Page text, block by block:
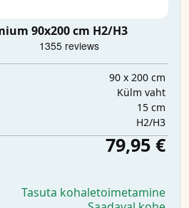
90x200 cm H2/H3
90 x 200 cm
Külm vaht
15 cm
H2/H3
79,95 €
Tasuta kohaletoimetamine